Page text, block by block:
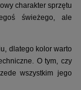
charakter sprzętu
świeżego, ale
dlatego kolor warto
O tym, czy
wszystkim jego